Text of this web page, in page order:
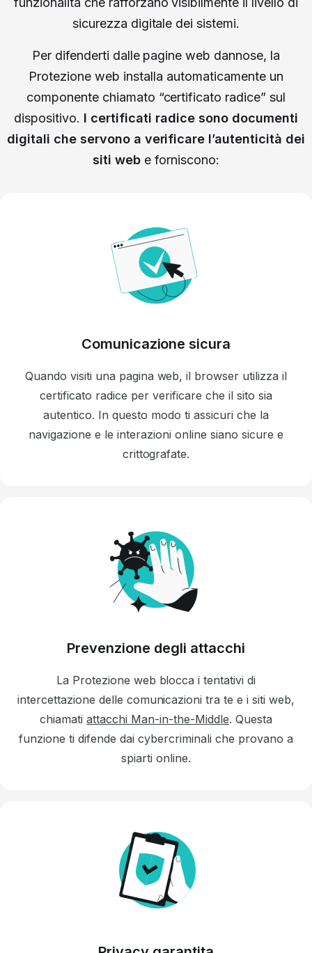
sicurezza digitale dei sistemi.
Per difenderti dalle pagine web dannose, la
Protezione web installa automaticamente un
componente chiamato “certificato radice” sul
dispositivo. I certificati radice sono documenti
digitali che servono a verificare l’autenticità dei
siti web e forniscono:
Comunicazione sicura
Quando visiti una pagina web, il browser utilizza il
certificato radice per verificare che il sito sia
autentico. In questo modo ti assicuri che la
navigazione e le interazioni online siano sicure e
crittografate.
Prevenzione degli attacchi
La Protezione web blocca i tentativi di
intercettazione delle comunicazioni tra te e i siti web,
chiamatiattacchi Man-in-the-Middle. Questa
funzione ti difende dai cybercriminali che provano a
spiarti online.